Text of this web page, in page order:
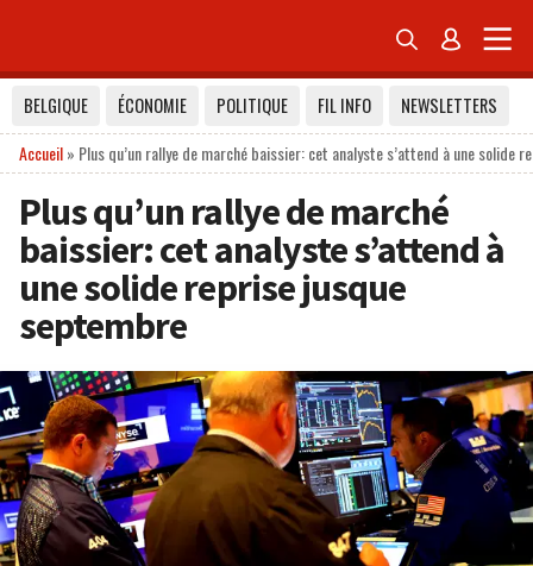
 
BELGIQUE ÉCONOMIE POLITIQUE FIL INFO
NEWSLETTERS
Accueil» Plus qu’un rallye de marché baissier: cet analyste s’attend à une solide
Plus qu’un rallye de marché
baissier: cet analyste s’attend à
une solide reprise jusque
septembre